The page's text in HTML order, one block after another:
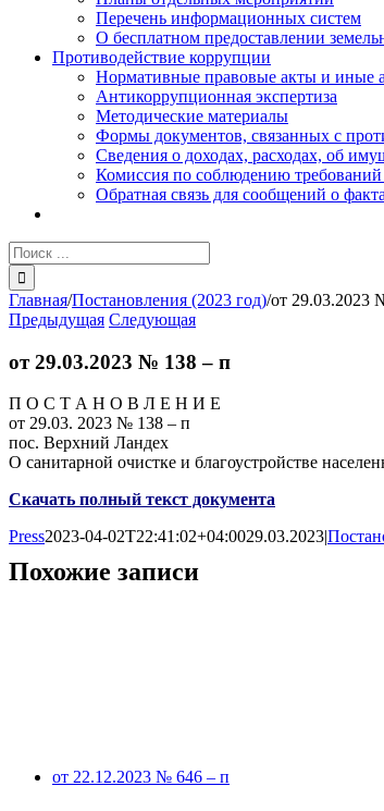
Перечень информационных систем
О бесплатном предоставлении
Противодействие коррупции
Нормативные правовые акты и иные
Антикоррупционная экспертиза
Методические материалы
Формы документов, связанных с
Сведения о доходах, расходах, об
Комиссия по соблюдению
Обратная связь для сообщений о
Результат
поиска:
Главная/Постановления (2023 год)/от 29.03.2023
Предыдущая Следующая
от 29.03.2023 № 138 – п
П О С Т А Н О В Л Е Н И Е
от 29.03. 2023 № 138 – п
пос. Верхний Ландех
О санитарной очистке и благоустройстве
Скачать полный текст документа
Press2023-04-02T22:41:02+04:0029.03.2023|
Похожие записи
от 22.12.2023 № 646 – п